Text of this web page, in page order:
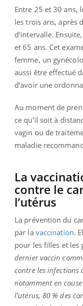
Entre 25 et 30 ans,
les trois ans, après
d’intervalle.
et 65 ans. Cet
femme, un
aussi être effectué
d’avoir une
Au moment de
ce qu’il soit à
vagin ou de
maladie
La
contre le
l’utérus
La prévention du
par la vaccination.
pour les filles et les
dernier vaccin
contre les infections
notamment en
l'utérus, 80 % des